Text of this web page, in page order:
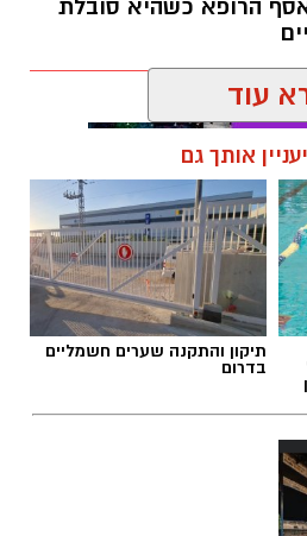
מרכז, בחשד לביצוע
יחסי מרות בעובדת בעירייה.
תלונה שהגישה העובדת,
שונים. במשטרה בודקים
שהתרחשו, על פי החשד,
2021, ובכוונתם לערוך עימות בין החשוד
מתנהלת זה כחודשיים
לציון ליחידת ההונאה
של חקירה סמויה הפכה
המשטרה להתיר את
לנפגעות נוספות, ככל
הרופא כשהיא סובלת
לציון
עוד
אותך גם
בדרום